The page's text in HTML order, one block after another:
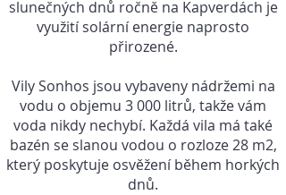
slunečných dnů ročně na Kapverdách je
využití solární energie naprosto
přirozené.
Vily Sonhos jsou vybaveny nádržemi na
vodu o objemu 3 000 litrů, takže vám
voda nikdy nechybí. Každá vila má také
bazén se slanou vodou o rozloze 28 m2,
který poskytuje osvěžení během horkých
dnů.